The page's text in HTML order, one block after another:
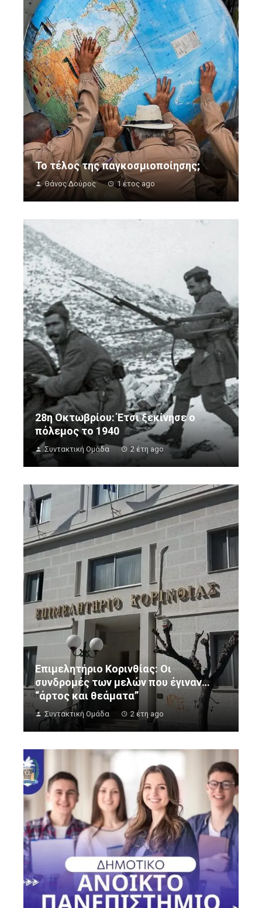
Το τέλος της παγκοσμιοποίησης;
Θάνος Δούρος 1 έτος ago
28η Οκτωβρίου: Έτσι ξεκίνησε ο
πόλεμος το 1940
Συντακτική Ομάδα 2 έτη ago
Επιμελητήριο Κορινθίας: Οι
συνδρομές των μελών που έγιναν…
“άρτος και θεάματα”
Συντακτική Ομάδα 2 έτη ago